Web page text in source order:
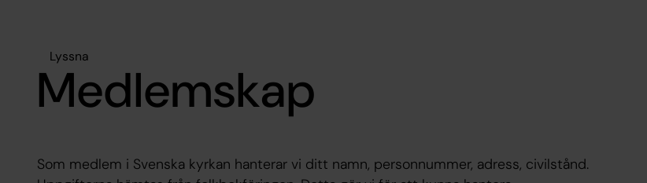
Lyssna
Medlemskap
Som medlem i Svenska kyrkan hanterar vi ditt namn, personnummer, adress, civilstånd.